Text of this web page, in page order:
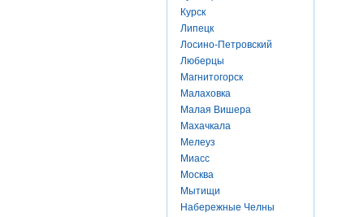
Курск
Липецк
Лосино-Петровский
Люберцы
Магнитогорск
Малаховка
Малая Вишера
Махачкала
Мелеуз
Миасс
Москва
Мытищи
Набережные Челны